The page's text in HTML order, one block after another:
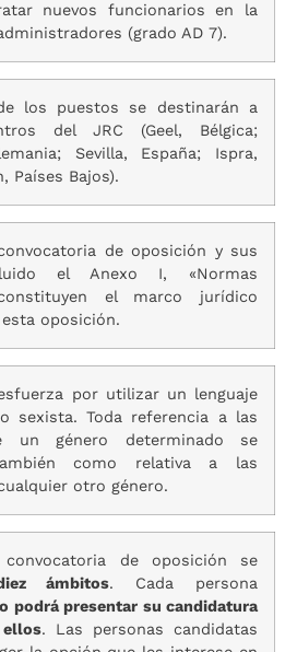
nuevos funcionarios en la
(grado AD 7).
los puestos se destinarán a
del JRC (Geel, Bélgica;
Sevilla, España; Ispra,
Países Bajos).
de oposición y sus
el Anexo I, «Normas
el marco jurídico
oposición.
por utilizar un lenguaje
sexista. Toda referencia a las
un género determinado se
como relativa a las
otro género.
de oposición se
ámbitos. Cada persona
podrá presentar su candidatura
. Las personas candidatas